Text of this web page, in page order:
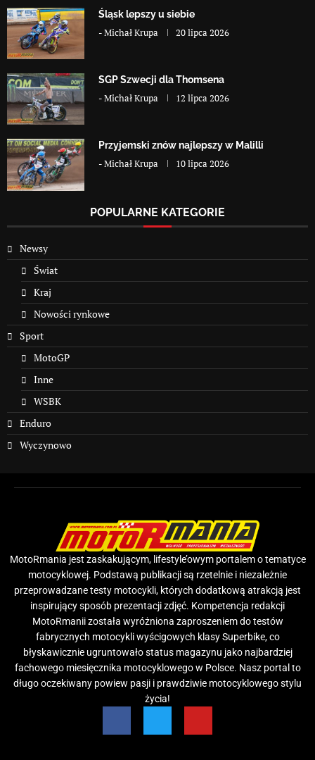
Śląsk lepszy u siebie
-Michał Krupa 20 lipca 2026
SGP Szwecji dla Thomsena
-Michał Krupa 12 lipca 2026
Przyjemski znów najlepszy w Malilli
-Michał Krupa 10 lipca 2026
POPULARNE KATEGORIE
Newsy
Świat
Kraj
Nowości rynkowe
Sport
MotoGP
Inne
WSBK
Enduro
Wyczynowo
MotoRmania jest zaskakującym, lifestyle’owym portalem o tematyce
motocyklowej. Podstawą publikacji są rzetelnie i niezależnie
przeprowadzane testy motocykli, których dodatkową atrakcją jest
inspirujący sposób prezentacji zdjęć. Kompetencja redakcji
MotoRmanii została wyróżniona zaproszeniem do testów
fabrycznych motocykli wyścigowych klasy Superbike, co
błyskawicznie ugruntowało status magazynu jako najbardziej
fachowego miesięcznika motocyklowego w Polsce. Nasz portal to
długo oczekiwany powiew pasji i prawdziwie motocyklowego stylu
życia!